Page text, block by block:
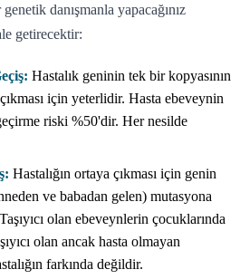
danışmanla yapacağınız
getirecektir:
Hastalık geninin tek bir kopyasının
çıkması için yeterlidir. Hasta ebeveynin
riski %50'dir. Her nesilde
Hastalığın ortaya çıkması için genin
ve babadan gelen) mutasyona
olan ebeveynlerin çocuklarında
olan ancak hasta olmayan
farkında değildir.